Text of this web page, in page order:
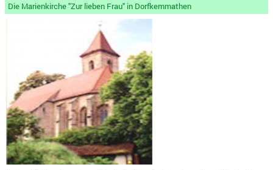
Die Marienkirche "Zur lieben Frau" in Dorfkemmathen